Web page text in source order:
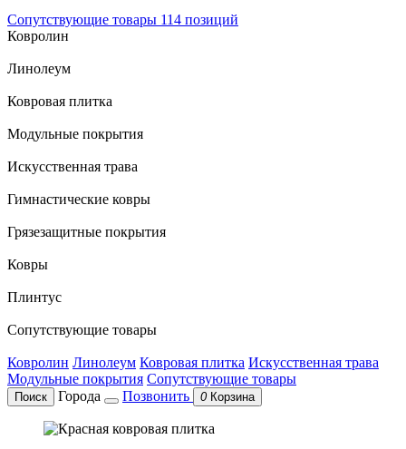
Сопутствующие товары 114 позиций
Ковролин
Линолеум
Ковровая плитка
Модульные покрытия
Искусственная трава
Гимнастические ковры
Грязезащитные покрытия
Ковры
Плинтус
Сопутствующие товары
Ковролин Линолеум Ковровая плитка Искусственная трава
Модульные покрытия Сопутствующие товары
Поиск Города Позвонить 0 Корзина